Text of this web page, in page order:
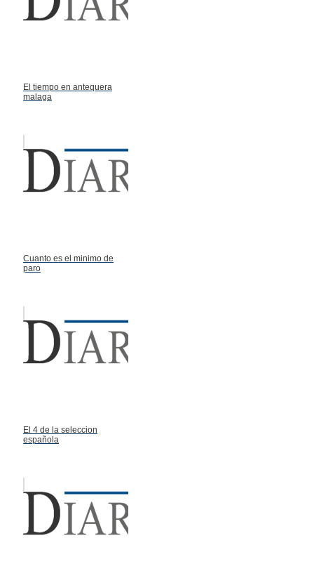
El tiempo en antequera
malaga
Cuanto es el minimo de
paro
El 4 de la seleccion
española